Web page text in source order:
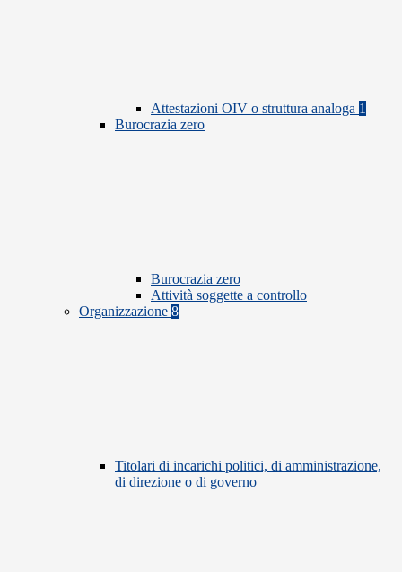
Attestazioni OIV o struttura analoga 1
Burocrazia zero
Burocrazia zero
Attività soggette a controllo
Organizzazione 8
Titolari di incarichi politici, di amministrazione,
di direzione o di governo